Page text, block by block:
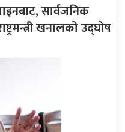
सार्वजनिक
खनालको उद्घोष